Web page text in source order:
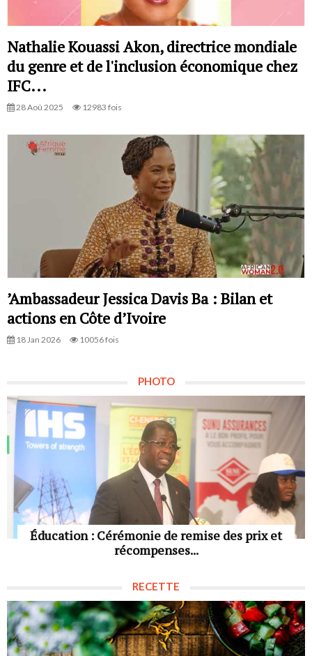
Nathalie Kouassi Akon, directrice mondiale
du genre et de l'inclusion économique chez
IFC...
28 Aoû 2025 12983 fois
’Ambassadeur Jessica Davis Ba : Bilan et
actions en Côte d’Ivoire
18 Jan 2026 10056 fois
PHOTO
Éducation : Cérémonie de remise des prix et
récompenses...
RECETTE